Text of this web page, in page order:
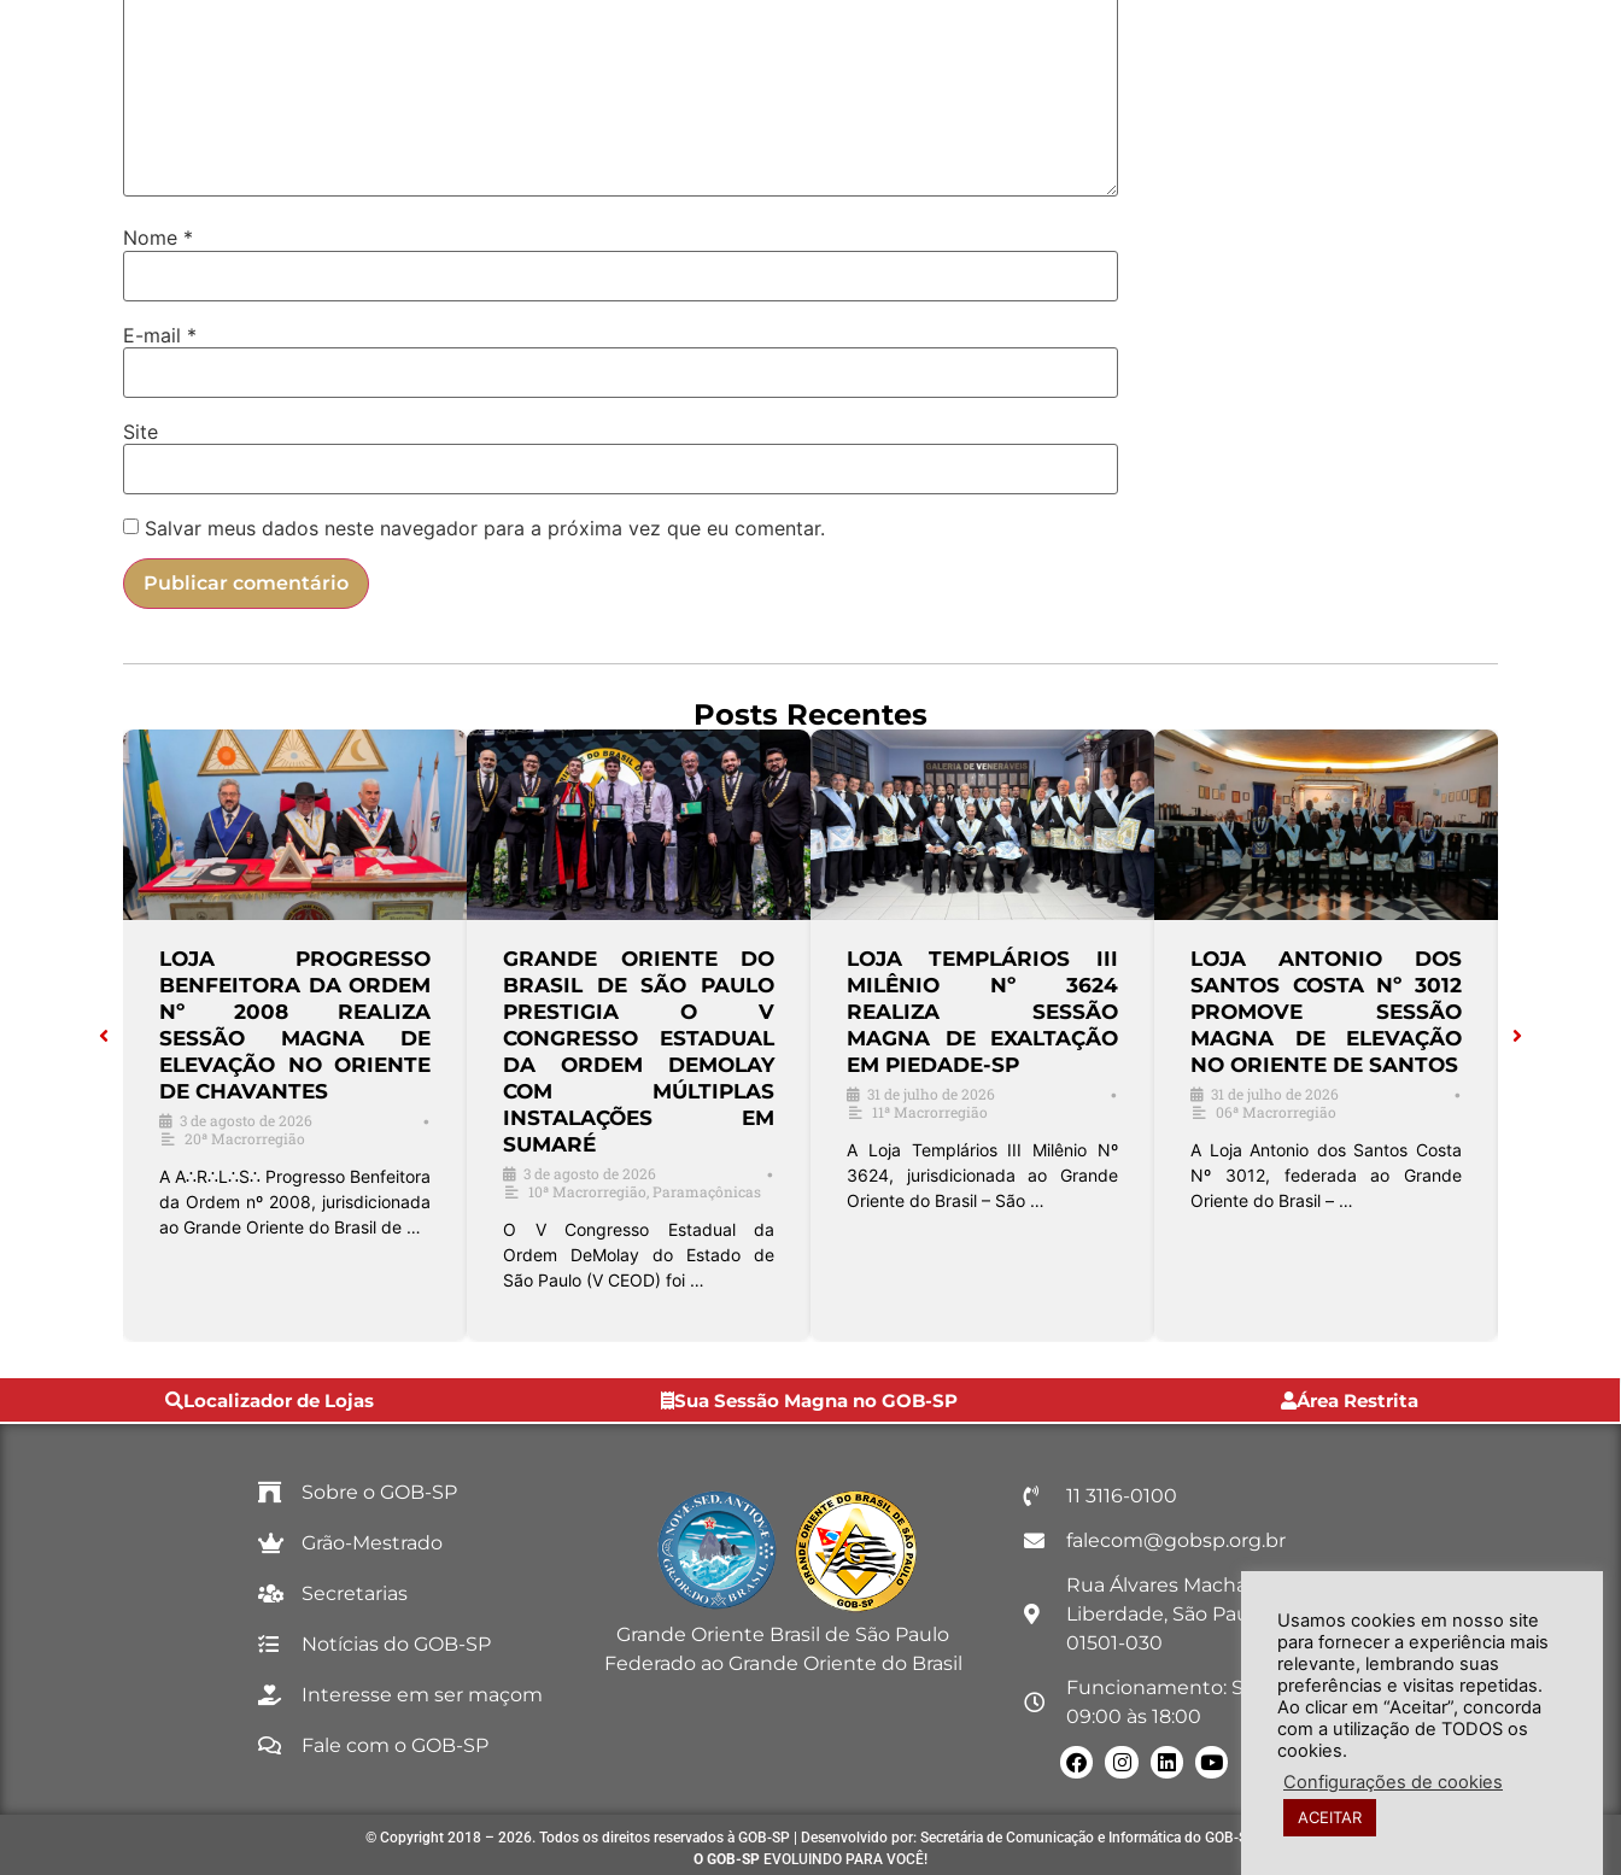
Nome *
E-mail *
Site
Salvar meus dados neste navegador para a próxima vez que eu comentar.
Posts Recentes
LOJA PROGRESSO
BENFEITORA DA ORDEM
Nº 2008 REALIZA
SESSÃO MAGNA DE
ELEVAÇÃO NO ORIENTE
DE CHAVANTES
3 de agosto de 2026 •
20ª Macrorregião
A A∴R∴L∴S∴ Progresso Benfeitora
da Ordem nº 2008, jurisdicionada
ao Grande Oriente do Brasil de …
GRANDE ORIENTE DO
BRASIL DE SÃO PAULO
PRESTIGIA O V
CONGRESSO ESTADUAL
DA ORDEM DEMOLAY
COM MÚLTIPLAS
INSTALAÇÕES EM
SUMARÉ
3 de agosto de 2026 •
10ª Macrorregião Paramaçônicas
O V Congresso Estadual da
Ordem DeMolay do Estado de
São Paulo (V CEOD) foi …
LOJA TEMPLÁRIOS III
MILÊNIO Nº 3624
REALIZA SESSÃO
MAGNA DE EXALTAÇÃO
EM PIEDADE-SP
31 de julho de 2026 •
11ª Macrorregião
A Loja Templários III Milênio Nº
3624, jurisdicionada ao Grande
Oriente do Brasil – São …
LOJA ANTONIO DOS
SANTOS COSTA Nº 3012
PROMOVE SESSÃO
MAGNA DE ELEVAÇÃO
NO ORIENTE DE SANTOS
31 de julho de 2026 •
06ª Macrorregião
A Loja Antonio dos Santos Costa
Nº 3012, federada ao Grande
Oriente do Brasil – …
Localizador de Lojas Sua Sessão Magna no GOB-SP Área Restrita
Sobre o GOB-SP
Grão-Mestrado
Secretarias
Notícias do GOB-SP
Interesse em ser maçom
Fale com o GOB-SP
Grande Oriente Brasil de São Paulo
Federado ao Grande Oriente do Brasil
11 3116-0100
falecom@gobsp.org.br
Rua Álvares Machado, nº 18, Bairro
Liberdade, São Paulo-SP - CEP:
01501-030
Funcionamento: Seg. a Sex. das
09:00 às 18:00
© Copyright 2018 – 2026. Todos os direitos reservados à GOB-SP | Desenvolvido por: Secretária de Comunicação e Informática do GOB-SP
O GOB-SP EVOLUINDO PARA VOCÊ!
Usamos cookies em nosso site
para fornecer a experiência mais
relevante, lembrando suas
preferências e visitas repetidas.
Ao clicar em “Aceitar”, concorda
com a utilização de TODOS os
cookies.
Configurações de cookies
ACEITAR